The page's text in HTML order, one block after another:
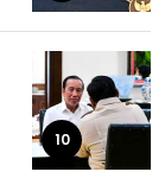
10